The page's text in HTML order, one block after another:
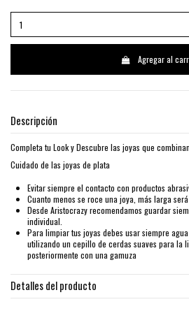
Agregar al
Descripción
Completa tu Look y Descubre las joyas que
Cuidado de las joyas de plata
Evitar siempre el contacto con productos
Cuanto menos se roce una joya, más larga será
Desde Aristocrazy recomendamos guardar
individual.
Para limpiar tus joyas debes usar siempre
utilizando un cepillo de cerdas suaves para la
posteriormente con una gamuza
Detalles del producto